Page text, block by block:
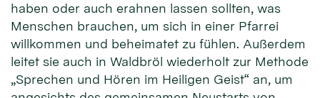
haben oder auch erahnen lassen sollten, was
Menschen brauchen, um sich in einer Pfarrei
willkommen und beheimatet zu fühlen. Außerdem
leitet sie auch in Waldbröl wiederholt zur Methode
„Sprechen und Hören im Heiligen Geist“ an, um